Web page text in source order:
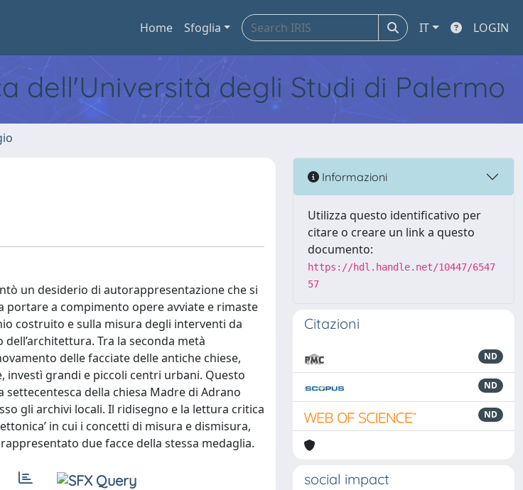
Home Sfoglia IT LOGIN
dell'Università degli Studi di Palermo
un desiderio di autorappresentazione che si
portare a compimento opere avviate e rimaste
costruito e sulla misura degli interventi da
Tra la seconda metà
delle facciate delle antiche chiese,
investì grandi e piccoli centri urbani. Questo
della chiesa Madre di Adrano
gli archivi locali. Il ridisegno e la lettura critica
in cui i concetti di misura e dismisura,
due facce della stessa medaglia.
Informazioni
Utilizza questo identificativo per
citare o creare un link a questo
documento:
https://hdl.handle.net/10447/6547
57
Citazioni
ND
ND
ND
social impact